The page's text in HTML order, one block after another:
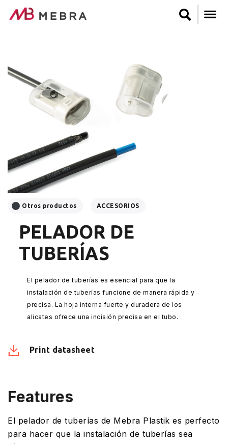
al
contenido
principal
Otros productos ACCESORIOS
PELADOR DE
TUBERÍAS
El pelador de tuberías es esencial para que la
instalación de tuberías funcione de manera rápida y
precisa. La hoja interna fuerte y duradera de los
alicates ofrece una incisión precisa en el tubo.
Print datasheet
Features
El pelador de tuberías de Mebra Plastik es perfecto
para hacer que la instalación de tuberías sea